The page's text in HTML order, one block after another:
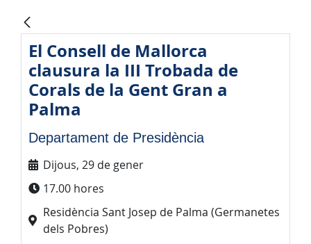
El Consell de Mallorca
clausura la III Trobada de
Corals de la Gent Gran a
Palma
Departament de Presidència
Dijous, 29 de gener
17.00 hores
Residència Sant Josep de Palma (Germanetes
dels Pobres)